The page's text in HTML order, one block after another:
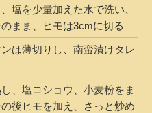
塩を少量加えた水で洗い、
まま、ヒモは3cmに切る
は薄切りし、南蛮漬けタレ
、塩コショウ、小麦粉をま
後ヒモを加え、さっと炒め